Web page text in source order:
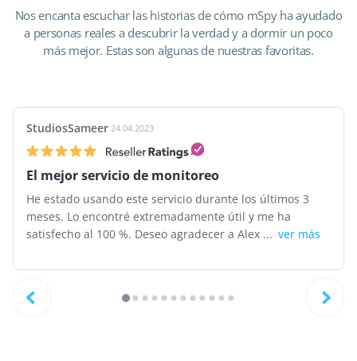
Nos encanta escuchar las historias de cómo mSpy ha ayudado
a personas reales a descubrir la verdad y a dormir un poco
más mejor. Estas son algunas de nuestras favoritas.
StudiosSameer 24.04.2023
El mejor servicio de monitoreo
He estado usando este servicio durante los últimos 3
meses. Lo encontré extremadamente útil y me ha
satisfecho al 100 %. Deseo agradecer a Alex ... ver más